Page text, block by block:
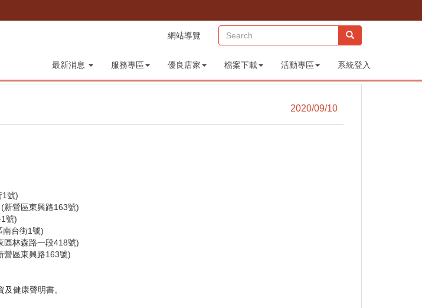
網站導覽 (sitemap)
最新消息 服務專區 優良店家 檔案下載 活動專區 系統登入
2020/09/10
1號)
新營區東興路163號)
號)
南台街1號)
區林森路一段418號)
營區東興路163號)
健康聲明書。